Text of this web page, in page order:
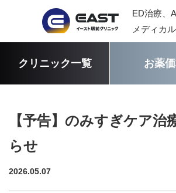
ED治療、
メディカ
クリニック一覧 お薬
【予告】のみすぎケア治
らせ
2026.05.07